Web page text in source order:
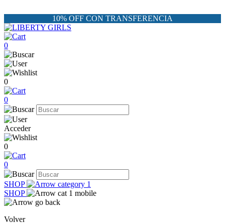
10% OFF CON TRANSFERENCIA
0
0
0
Acceder
0
0
SHOP
SHOP
Volver